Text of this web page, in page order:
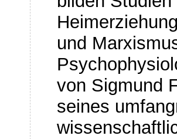
und
von Sigmund
seines